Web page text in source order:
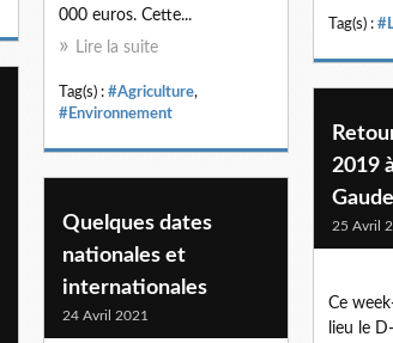
Tag(s) :
000 euros. Cette...
Lire la suite
Tag(s) : #Agriculture,
#Environnement
2019
25 Avril
Ce
lieu le
Quelques dates
nationales et
internationales
24 Avril 2021